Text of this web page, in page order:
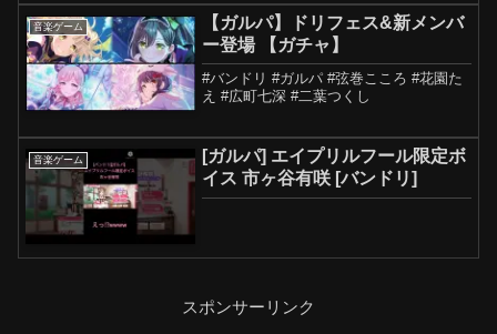
ーはこちらからどうぞ 他のイベントス
ト...
音楽ゲーム
【ガルパ】ドリフェス&新メンバ
ー登場 【ガチャ】
#バンドリ #ガルパ #弦巻こころ #花園た
え #広町七深 #二葉つくし
音楽ゲーム
[ガルパ] エイプリルフール限定ボ
イス 市ヶ谷有咲 [バンドリ]
スポンサーリンク